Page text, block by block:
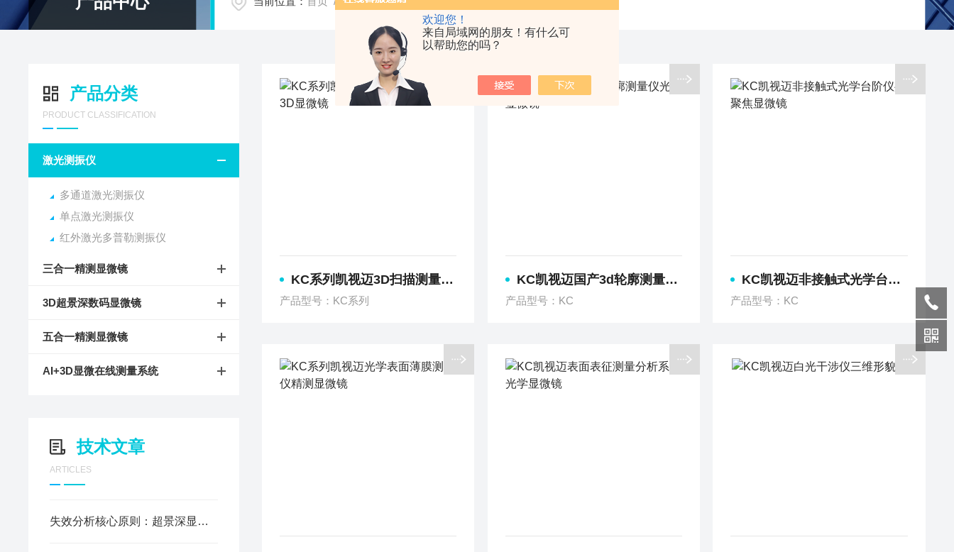
欢迎您！
来自局域网的朋友！有什么可
以帮助您的吗？
产品分类
PRODUCT CLASSIFICATION
激光测振仪
多通道激光测振仪
单点激光测振仪
红外激光多普勒测振仪
三合一精测显微镜
3D超景深数码显微镜
五合一精测显微镜
AI+3D显微在线测量系统
技术文章
ARTICLES
失效分析核心原则：超景深显微观测解决方案
KC系列凯视迈3D扫描测量系统3D显微镜
产品型号：KC系列
KC凯视迈国产3d轮廓测量仪光学显微镜
产品型号：KC
KC凯视迈非接触式光学台阶仪共聚焦显微镜
产品型号：KC